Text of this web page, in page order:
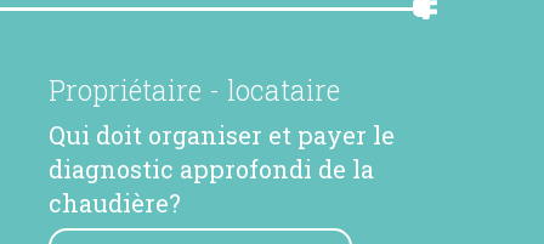
Propriétaire - locataire
Qui doit organiser et payer le
diagnostic approfondi de la
chaudière?